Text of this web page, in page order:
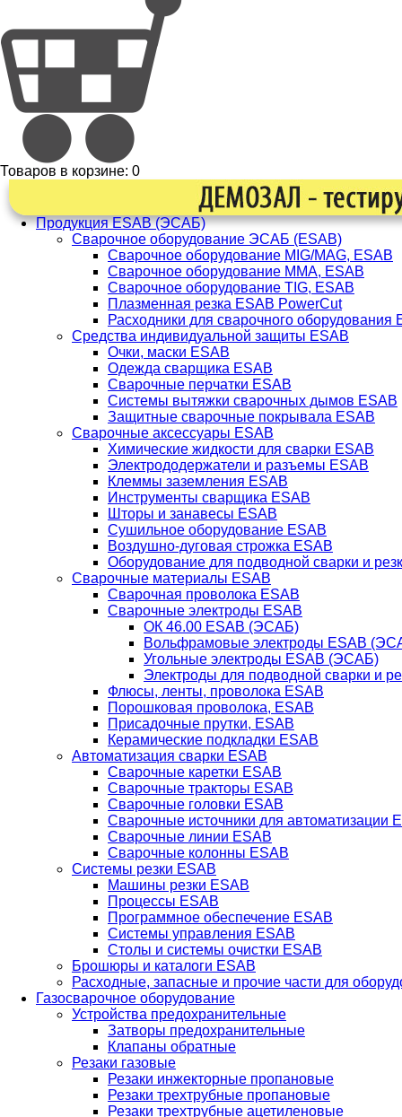
Товаров в корзине: 0
Продукция ESAB (ЭСАБ)
Сварочное оборудование ЭСАБ (ESAB)
Сварочное оборудование MIG/MAG, ESAB
Сварочное оборудование ММА, ESAB
Сварочное оборудование TIG, ESAB
Плазменная резка ESAB PowerCut
Расходники для сварочного оборудования
Средства индивидуальной защиты ESAB
Очки, маски ESAB
Одежда сварщика ESAB
Сварочные перчатки ESAB
Системы вытяжки сварочных дымов ESAB
Защитные сварочные покрывала ESAB
Сварочные аксессуары ESAB
Химические жидкости для сварки ESAB
Электрододержатели и разъемы ESAB
Клеммы заземления ESAB
Инструменты сварщика ESAB
Шторы и занавесы ESAB
Сушильное оборудование ESAB
Воздушно-дуговая строжка ESAB
Оборудование для подводной сварки и
Сварочные материалы ESAB
Сварочная проволока ESAB
Сварочные электроды ESAB
ОК 46.00 ESAB (ЭСАБ)
Вольфрамовые электроды ESAB
Угольные электроды ESAB (ЭСАБ)
Электроды для подводной сварки и
Флюсы, ленты, проволока ESAB
Порошковая проволока, ESAB
Присадочные прутки, ESAB
Керамические подкладки ESAB
Автоматизация сварки ESAB
Сварочные каретки ESAB
Сварочные тракторы ESAB
Сварочные головки ESAB
Сварочные источники для автоматизации
Сварочные линии ESAB
Сварочные колонны ESAB
Системы резки ESAB
Машины резки ESAB
Процессы ESAB
Программное обеспечение ESAB
Системы управления ESAB
Столы и системы очистки ESAB
Брошюры и каталоги ESAB
Расходные, запасные и прочие части для
Газосварочное оборудование
Устройства предохранительные
Затворы предохранительные
Клапаны обратные
Резаки газовые
Резаки инжекторные пропановые
Резаки трехтрубные пропановые
Резаки трехтрубные ацетиленовые